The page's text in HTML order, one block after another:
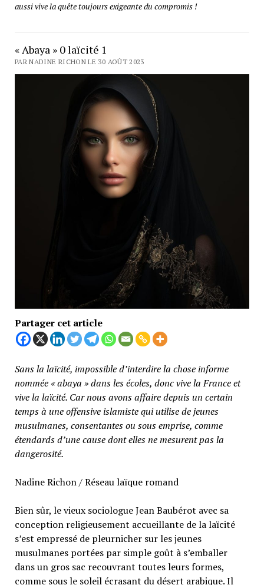
aussi vive la quête toujours exigeante du compromis !
« Abaya » 0 laïcité 1
PAR NADINE RICHON LE 30 AOÛT 2023
Partager cet article
Sans la laïcité, impossible d’interdire la chose informe
nommée « abaya » dans les écoles, donc vive la France et
vive la laïcité. Car nous avons affaire depuis un certain
temps à une offensive islamiste qui utilise de jeunes
musulmanes, consentantes ou sous emprise, comme
étendards d’une cause dont elles ne mesurent pas la
dangerosité.
Nadine Richon / Réseau laïque romand
Bien sûr, le vieux sociologue Jean Baubérot avec sa
conception religieusement accueillante de la laïcité
s’est empressé de pleurnicher sur les jeunes
musulmanes portées par simple goût à s’emballer
dans un gros sac recouvrant toutes leurs formes,
comme sous le soleil écrasant du désert arabique. Il